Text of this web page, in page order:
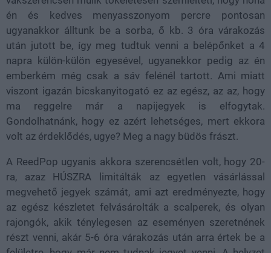
én és kedves menyasszonyom percre pontosan
ugyanakkor álltunk be a sorba, ő kb. 3 óra várakozás
után jutott be, így meg tudtuk venni a belépőnket a 4
napra külön-külön egyesével, ugyanekkor pedig az én
emberkém még csak a sáv felénél tartott. Ami miatt
viszont igazán bicskanyitogató ez az egész, az az, hogy
ma reggelre már a napijegyek is elfogytak.
Gondolhatnánk, hogy ez azért lehetséges, mert ekkora
volt az érdeklődés, ugye? Meg a nagy büdös frászt.
A ReedPop ugyanis akkora szerencsétlen volt, hogy 20-
ra, azaz HÚSZRA limitálták az egyetlen vásárlással
megvehető jegyek számát, ami azt eredményezte, hogy
az egész készletet felvásárolták a scalperek, és olyan
rajongók, akik ténylegesen az eseményen szeretnének
részt venni, akár 5-6 óra várakozás után arra értek be a